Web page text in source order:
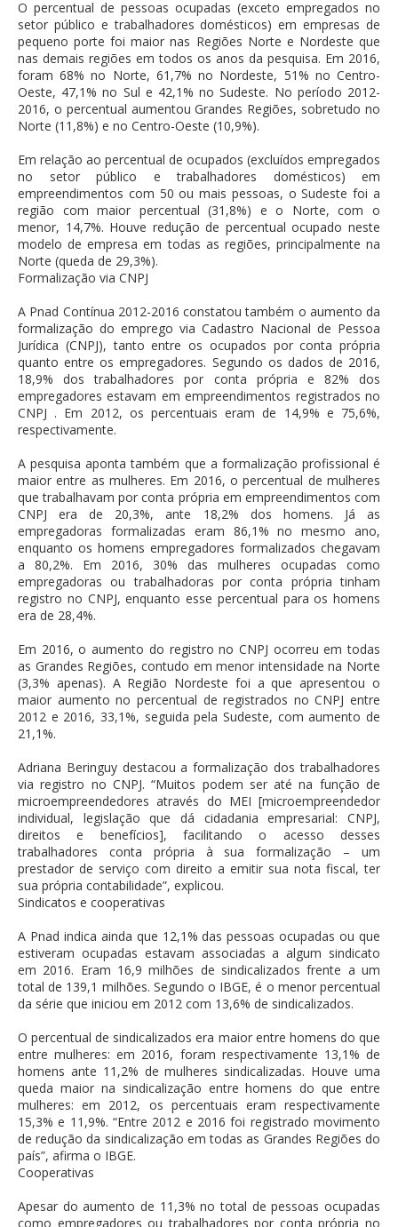
O percentual de pessoas ocupadas (exceto empregados no
setor público e trabalhadores domésticos) em empresas de
pequeno porte foi maior nas Regiões Norte e Nordeste que
nas demais regiões em todos os anos da pesquisa. Em 2016,
foram 68% no Norte, 61,7% no Nordeste, 51% no Centro-
Oeste, 47,1% no Sul e 42,1% no Sudeste. No período 2012-
2016, o percentual aumentou Grandes Regiões, sobretudo no
Norte (11,8%) e no Centro-Oeste (10,9%).
Em relação ao percentual de ocupados (excluídos empregados
no setor público e trabalhadores domésticos) em
empreendimentos com 50 ou mais pessoas, o Sudeste foi a
região com maior percentual (31,8%) e o Norte, com o
menor, 14,7%. Houve redução de percentual ocupado neste
modelo de empresa em todas as regiões, principalmente na
Norte (queda de 29,3%).
Formalização via CNPJ
A Pnad Contínua 2012-2016 constatou também o aumento da
formalização do emprego via Cadastro Nacional de Pessoa
Jurídica (CNPJ), tanto entre os ocupados por conta própria
quanto entre os empregadores. Segundo os dados de 2016,
18,9% dos trabalhadores por conta própria e 82% dos
empregadores estavam em empreendimentos registrados no
CNPJ . Em 2012, os percentuais eram de 14,9% e 75,6%,
respectivamente.
A pesquisa aponta também que a formalização profissional é
maior entre as mulheres. Em 2016, o percentual de mulheres
que trabalhavam por conta própria em empreendimentos com
CNPJ era de 20,3%, ante 18,2% dos homens. Já as
empregadoras formalizadas eram 86,1% no mesmo ano,
enquanto os homens empregadores formalizados chegavam
a 80,2%. Em 2016, 30% das mulheres ocupadas como
empregadoras ou trabalhadoras por conta própria tinham
registro no CNPJ, enquanto esse percentual para os homens
era de 28,4%.
Em 2016, o aumento do registro no CNPJ ocorreu em todas
as Grandes Regiões, contudo em menor intensidade na Norte
(3,3% apenas). A Região Nordeste foi a que apresentou o
maior aumento no percentual de registrados no CNPJ entre
2012 e 2016, 33,1%, seguida pela Sudeste, com aumento de
21,1%.
Adriana Beringuy destacou a formalização dos trabalhadores
via registro no CNPJ. “Muitos podem ser até na função de
microempreendedores através do MEI [microempreendedor
individual, legislação que dá cidadania empresarial: CNPJ,
direitos e benefícios], facilitando o acesso desses
trabalhadores conta própria à sua formalização – um
prestador de serviço com direito a emitir sua nota fiscal, ter
sua própria contabilidade”, explicou.
Sindicatos e cooperativas
A Pnad indica ainda que 12,1% das pessoas ocupadas ou que
estiveram ocupadas estavam associadas a algum sindicato
em 2016. Eram 16,9 milhões de sindicalizados frente a um
total de 139,1 milhões. Segundo o IBGE, é o menor percentual
da série que iniciou em 2012 com 13,6% de sindicalizados.
O percentual de sindicalizados era maior entre homens do que
entre mulheres: em 2016, foram respectivamente 13,1% de
homens ante 11,2% de mulheres sindicalizadas. Houve uma
queda maior na sindicalização entre homens do que entre
mulheres: em 2012, os percentuais eram respectivamente
15,3% e 11,9%. “Entre 2012 e 2016 foi registrado movimento
de redução da sindicalização em todas as Grandes Regiões do
país”, afirma o IBGE.
Cooperativas
Apesar do aumento de 11,3% no total de pessoas ocupadas
como empregadores ou trabalhadores por conta própria no